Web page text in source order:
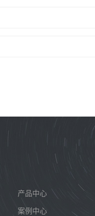
产品中心
案例中心